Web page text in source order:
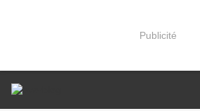
Publicité